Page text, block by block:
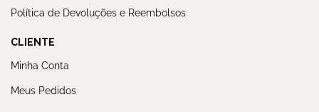
Política de Devoluções e Reembolsos
CLIENTE
Minha Conta
Meus Pedidos